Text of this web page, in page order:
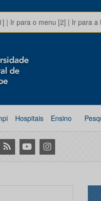
| Ir para o menu [2] | Ir para a
Hospitais Ensino
RSS YoutubeInstagram